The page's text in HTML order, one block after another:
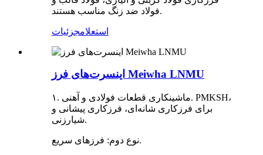
فولاد ضد زنگ مناسب هستند.
استعلامجزئیات
اینسرت‌های فرز Meiwha LNMU
۱. ماشینکاری قطعات فولادی و آهنی. PMKSH،
برای فرزکاری شانه‌ای، فرزکاری پیشانی و
شیارزنی.
نوع دوم: فرزهای سریع.